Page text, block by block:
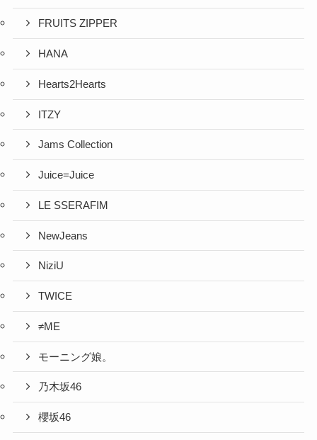
FRUITS ZIPPER
HANA
Hearts2Hearts
ITZY
Jams Collection
Juice=Juice
LE SSERAFIM
NewJeans
NiziU
TWICE
≠ME
モーニング娘。
乃木坂46
櫻坂46